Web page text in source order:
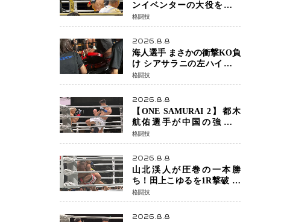
ンイベンターの大役をしっ
かりやってのけた野杁正明
が衝撃のリベンジ！ リ
ウ・メンヤンを1R・2分59秒
KO、左カウンターで完全決
着
格闘技
2026.8.8
海人選手 まさかの衝撃KO負
け シアサラニの左ハイが炸
裂 リベンジ戦は一瞬で決着
格闘技
2026.8.8
【ONE SAMURAI 2】都木
航佑選手が中国の強豪ル
オ・チャオの猛攻を受けな
がらも的確な攻撃で応戦
最後まで打ち合うも判定で
チャオに軍配
格闘技
2026.8.8
山北渓人が圧巻の一本勝
ち！田上こゆるを1R撃破 ケ
ルベロスチョークで存在感
を示す
格闘技
2026.8.8